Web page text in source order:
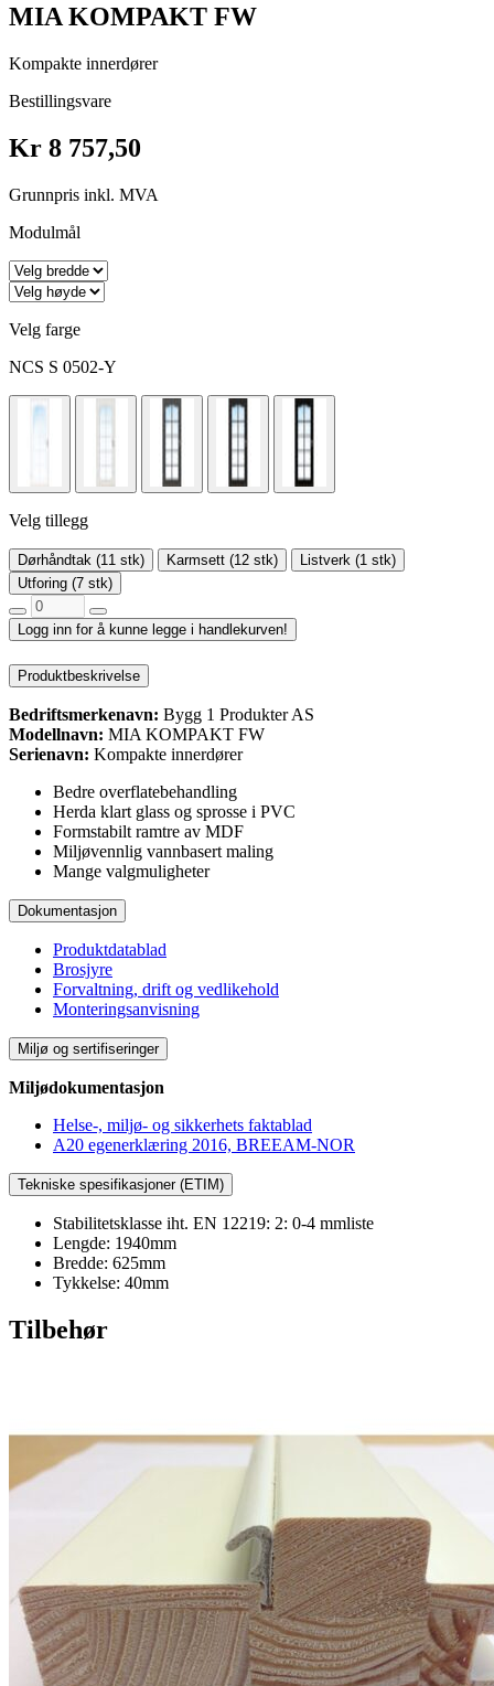
MIA KOMPAKT FW
Kompakte innerdører
Bestillingsvare
Kr 8 757,50
Grunnpris inkl. MVA
Modulmål
Velg farge
NCS S 0502-Y
Velg tillegg
Dørhåndtak (11 stk) Karmsett (12 stk)
Listverk (1 stk)
Utforing (7 stk)
Logg inn for å kunne legge i handlekurven!
Produktbeskrivelse
Bedriftsmerkenavn: Bygg 1 Produkter AS
Modellnavn: MIA KOMPAKT FW
Serienavn: Kompakte innerdører
Bedre overflatebehandling
Herda klart glass og sprosse i PVC
Formstabilt ramtre av MDF
Miljøvennlig vannbasert maling
Mange valgmuligheter
Dokumentasjon
Produktdatablad
Brosjyre
Forvaltning, drift og vedlikehold
Monteringsanvisning
Miljø og sertifiseringer
Miljødokumentasjon
Helse-, miljø- og sikkerhets faktablad
A20 egenerklæring 2016, BREEAM-NOR
Tekniske spesifikasjoner (ETIM)
Stabilitetsklasse iht. EN 12219: 2: 0-4 mmliste
Lengde: 1940mm
Bredde: 625mm
Tykkelse: 40mm
Tilbehør